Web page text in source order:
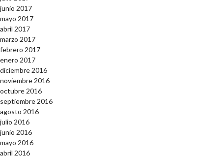
junio 2017
mayo 2017
abril 2017
marzo 2017
febrero 2017
enero 2017
diciembre 2016
noviembre 2016
octubre 2016
septiembre 2016
agosto 2016
julio 2016
junio 2016
mayo 2016
abril 2016